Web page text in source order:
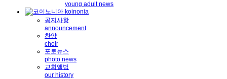
young adult news
공지사항
announcement
찬양
choir
포토뉴스
photo news
교회앨범
our history